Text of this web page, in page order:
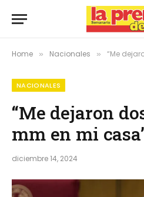
Home » Nacionales » “Me
NACIONALES
“Me dejaron
mm en mi
diciembre 14, 2024